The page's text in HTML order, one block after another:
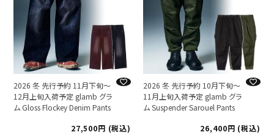
2026 冬 先行予約 11月下旬～
12月上旬入荷予定 glamb グラ
ム Gloss Flockey Denim Pants
27,500
税込
2026 冬 先行予約 10月下旬～
11月上旬入荷予定 glamb グラ
ム Suspender Sarouel Pants
26,400
税込